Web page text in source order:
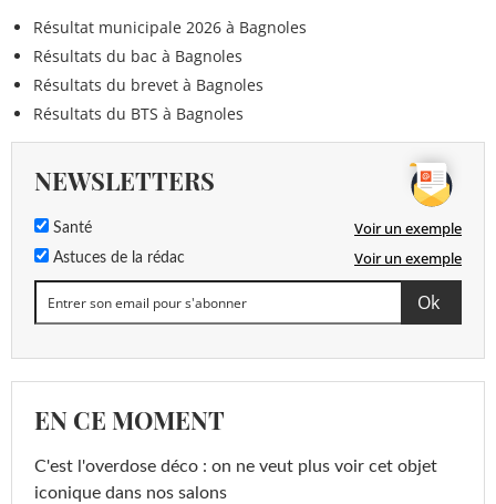
Résultat municipale 2026 à Bagnoles
Résultats du bac à Bagnoles
Résultats du brevet à Bagnoles
Résultats du BTS à Bagnoles
NEWSLETTERS
Santé Voir un exemple
Astuces de la rédac Voir un exemple
EN CE MOMENT
C'est l'overdose déco : on ne veut plus voir cet objet
iconique dans nos salons